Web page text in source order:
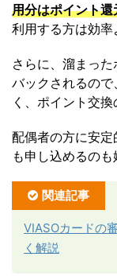
用分はポイント
利用する方は効率
さらに、溜まっ
バックされるの
く、ポイント交換
配偶者の方に安
も申し込めるのも
関連記事
VIASOカードの
く解説